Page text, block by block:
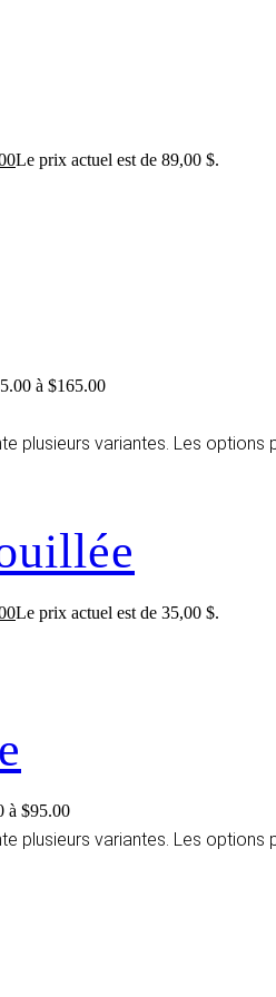
Le prix actuel est de 89,00 $.
à $165.00
plusieurs variantes. Les
Le prix actuel est de 35,00 $.
à $95.00
plusieurs variantes. Les